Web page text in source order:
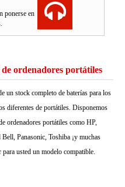
ponerse en
ordenadores portátiles
un stock completo de baterías para los
diferentes de portátiles. Disponemos
ordenadores portátiles como HP,
Panasonic, Toshiba ¡y muchas
usted un modelo compatible.